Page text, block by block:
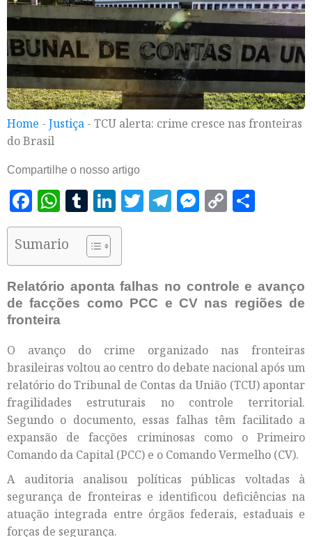
Home - Justiça - TCU alerta: crime cresce nas fronteiras
do Brasil
Compartilhe o nosso artigo
Facebook
WhatsApp
Tumblr
LinkedIn
Twitter
Telegram
Messenger
Copy
Sumario
Relatório aponta falhas no controle e avanço
de facções como PCC e CV nas regiões de
fronteira
O avanço do crime organizado nas fronteiras
brasileiras voltou ao centro do debate nacional após um
relatório do Tribunal de Contas da União (TCU) apontar
fragilidades estruturais no controle territorial.
Segundo o documento, essas falhas têm facilitado a
expansão de facções criminosas como o Primeiro
Comando da Capital (PCC) e o Comando Vermelho (CV).
A auditoria analisou políticas públicas voltadas à
segurança de fronteiras e identificou deficiências na
atuação integrada entre órgãos federais, estaduais e
forças de segurança.